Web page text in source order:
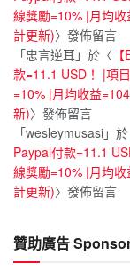
線獎勵=10% |月均
計更新)〉發佈留言
「忠言逆耳」於〈
款=11.1 USD！ |項
=10% |月均收益
新)〉發佈留言
「wesleymusasi」
Paypal付款=11.1
線獎勵=10% |月均
計更新)〉發佈留言
贊助廣告